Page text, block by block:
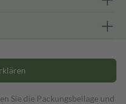
Sie die Packungsbeilage und